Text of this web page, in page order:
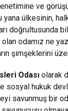
ve
yana ülkesinin,
doğrultusunda
olan odamız ne
şimşeklerini
Odası olarak
sosyal hukuk
savunmuş bir